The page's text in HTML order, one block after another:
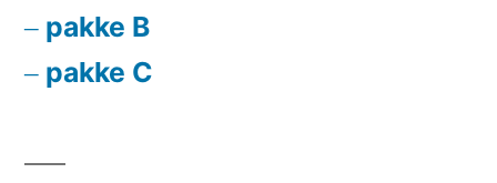
pakke B
pakke C